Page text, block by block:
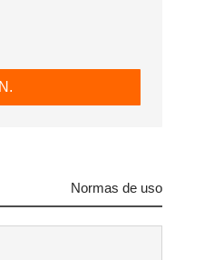
Normas de uso